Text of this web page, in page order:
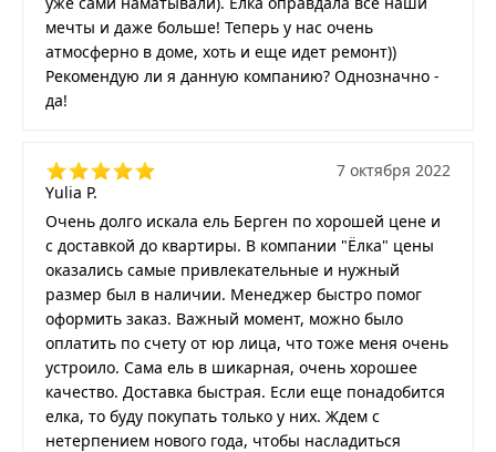
мечты и даже больше! Теперь у нас очень
атмосферно в доме, хоть и еще идет ремонт))
Рекомендую ли я данную компанию? Однозначно -
да!
Yulia P.
7 октября 2022
Очень долго искала ель Берген по хорошей цене и
с доставкой до квартиры. В компании "Ёлка" цены
оказались самые привлекательные и нужный
размер был в наличии. Менеджер быстро помог
оформить заказ. Важный момент, можно было
оплатить по счету от юр лица, что тоже меня очень
устроило. Сама ель в шикарная, очень хорошее
качество. Доставка быстрая. Если еще понадобится
елка, то буду покупать только у них. Ждем с
нетерпением нового года, чтобы насладиться